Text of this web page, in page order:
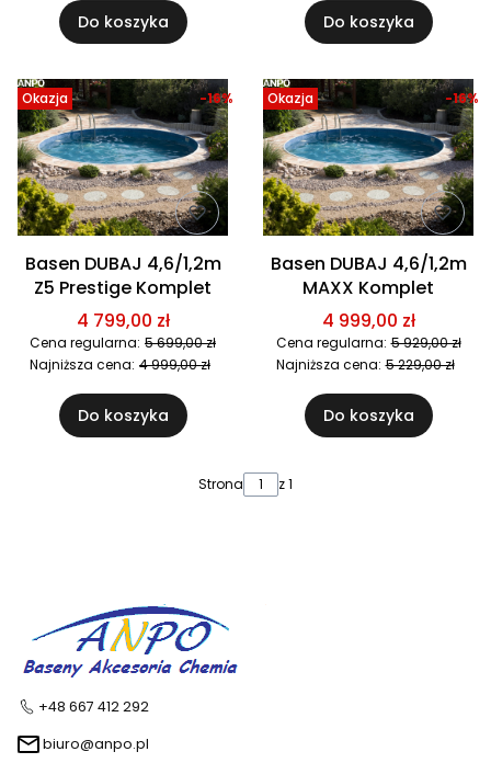
Do koszyka Do koszyka
Okazja
Basen DUBAJ 4,6/1,2m
Z5 Prestige Komplet
4 799,00 zł
Cena regularna: 5 699,00 zł
-16%
Najniższa cena: 4 999,00 zł
Do koszyka
Okazja
Basen DUBAJ 4,6/1,2m
MAXX Komplet
4 999,00 zł
Cena regularna: 5 929,00 zł
-16%
Najniższa cena: 5 229,00 zł
Do koszyka
Strona z 1
+48 667 412 292
biuro@anpo.pl